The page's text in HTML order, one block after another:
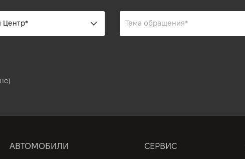
АВТОМОБИЛИ СЕРВИС